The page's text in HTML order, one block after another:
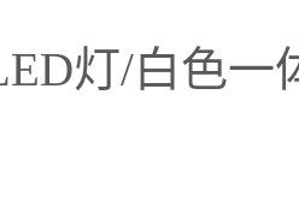
灯/白色一